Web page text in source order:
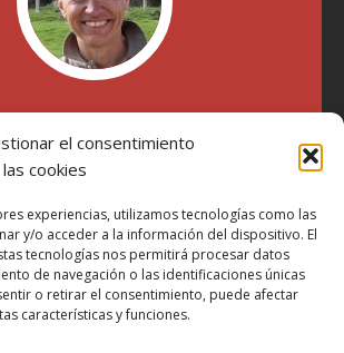
el consentimiento
cookies
experiencias, utilizamos tecnologías como las
y/o acceder a la información del dispositivo. El
tecnologías nos permitirá procesar datos
de navegación o las identificaciones únicas
o retirar el consentimiento, puede afectar
características y funciones.
nací en Valencia en 1969 y desde el
sobre motos en distintos medios.
una apuesta por escribir sobre lo que me